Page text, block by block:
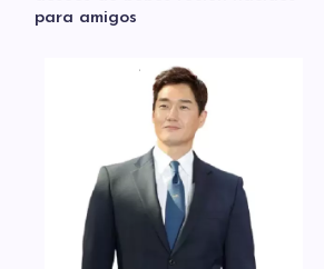
para amigos